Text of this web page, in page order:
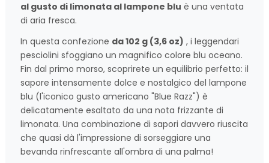
al gusto di limonata al lampone blu è una ventata
di aria fresca.
In questa confezione da 102 g (3,6 oz) , i leggendari
pesciolini sfoggiano un magnifico colore blu oceano.
Fin dal primo morso, scoprirete un equilibrio perfetto: il
sapore intensamente dolce e nostalgico del lampone
blu (l'iconico gusto americano "Blue Razz") è
delicatamente esaltato da una nota frizzante di
limonata. Una combinazione di sapori davvero riuscita
che quasi dà l'impressione di sorseggiare una
bevanda rinfrescante all'ombra di una palma!